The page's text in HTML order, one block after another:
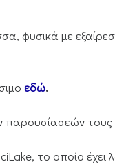
φυσικά με
εδώ.
τους
το οποίο